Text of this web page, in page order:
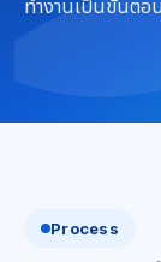
ทำงานเป็นขั้นตอน
Process